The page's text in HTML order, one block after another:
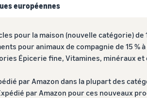
européennes
pour la maison (nouvelle catégorie) de
pour animaux de compagnie de 15 %
Épicerie fine, Vitamines, minéraux
par Amazon dans la plupart des
par Amazon pour ces nouveaux